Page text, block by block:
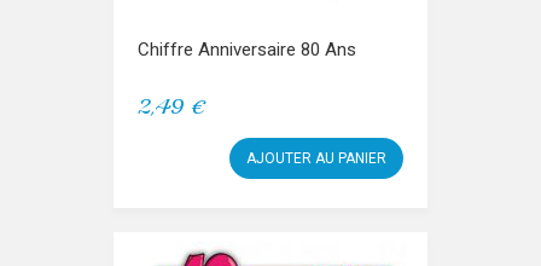
Chiffre Anniversaire 80 Ans
2,49 €
AJOUTER AU PANIER